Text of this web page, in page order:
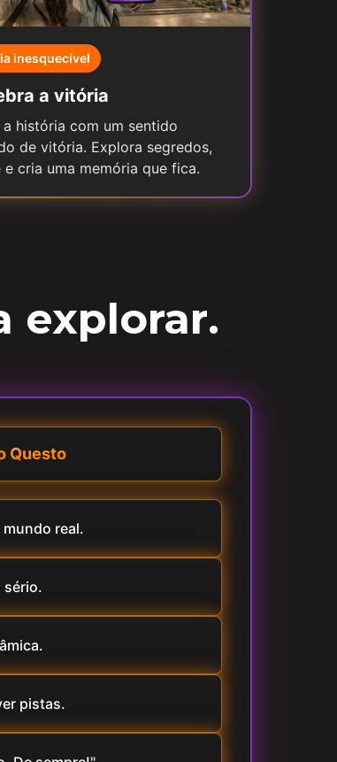
inesquecível
a vitória
a história com um sentido
de vitória. Explora segredos,
e cria uma memória que fica.
explorar.
Questo
real.
sério.
pistas.